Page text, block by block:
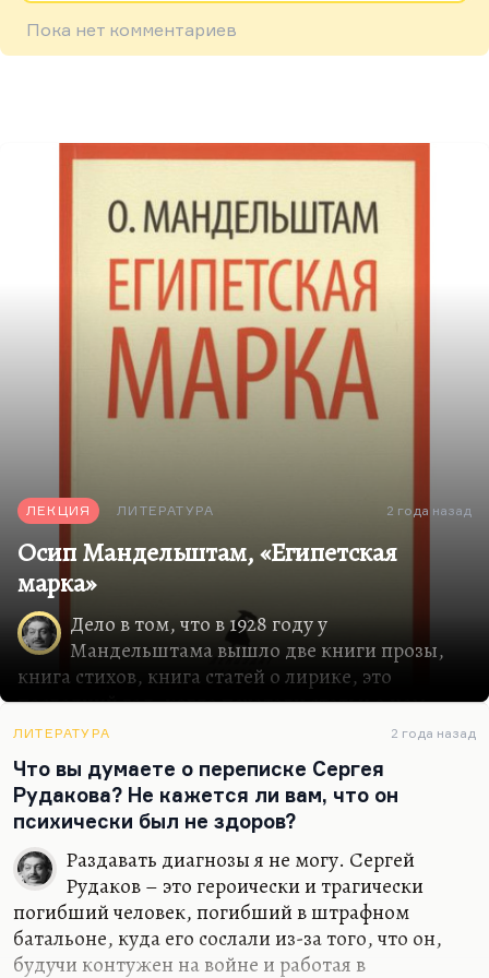
Пока нет комментариев
ЛЕКЦИЯ ЛИТЕРАТУРА 2 года назад
Осип Мандельштам, «Египетская
марка»
Дело в том, что в 1928 году у
Мандельштама вышло две книги прозы,
книга стихов, книга статей о лирике, это
последний год, когда печатали статьи о нем,
после чего наступило долгое молчание. Уже в
1931 году за публикацию его «Армянских
записок» слетел со своей журнальной должности
первый муж Лидии Чуковской Цезарь Вольпе,
всего за публикацию «Путешествия в Армению».
Тогда же, в 1931-м, были напечатаны последние
легальные стихи Мандельштама. Никто, к
сожалению, их не понял ни в России, ни за
границей. Тогда же был напечатан знаменитый
«Ламарк» о нисхождении человеческого духа в
ЛИТЕРАТУРА 2 года назад
Что вы думаете о переписке Сергея
Рудакова? Не кажется ли вам, что он
психически был не здоров?
Раздавать диагнозы я не могу. Сергей
Рудаков – это героически и трагически
погибший человек, погибший в штрафном
батальоне, куда его сослали из-за того, что он,
будучи контужен на войне и работая в